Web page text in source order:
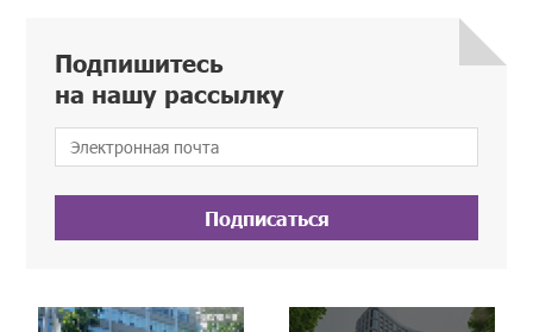
Подпишитесь
на нашу рассылку
Подписаться